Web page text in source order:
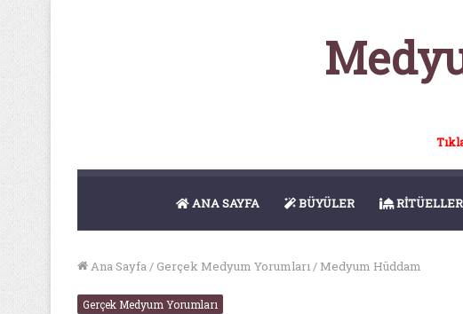
ANA SAYFA BÜYÜLER RİTÜELLER
Ana Sayfa/ Gerçek Medyum Yorumları/ Medyum Hüddam
Gerçek Medyum Yorumları